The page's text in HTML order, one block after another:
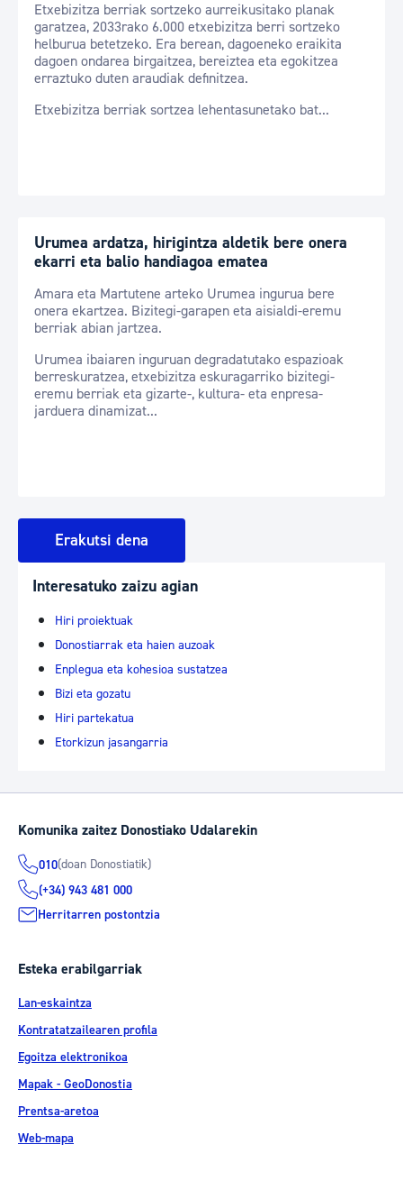
Etxebizitza berriak sortzeko aurreikusitako planak
garatzea, 2033rako 6.000 etxebizitza berri sortzeko
helburua betetzeko. Era berean, dagoeneko eraikita
dagoen ondarea birgaitzea, bereiztea eta egokitzea
erraztuko duten araudiak definitzea.
Etxebizitza berriak sortzea lehentasunetako bat...
Urumea ardatza, hirigintza aldetik bere onera
ekarri eta balio handiagoa ematea
Amara eta Martutene arteko Urumea ingurua bere
onera ekartzea. Bizitegi-garapen eta aisialdi-eremu
berriak abian jartzea.
Urumea ibaiaren inguruan degradatutako espazioak
berreskuratzea, etxebizitza eskuragarriko bizitegi-
eremu berriak eta gizarte-, kultura- eta enpresa-
jarduera dinamizat...
Erakutsi dena
Interesatuko zaizu agian
Hiri proiektuak
Donostiarrak eta haien auzoak
Enplegua eta kohesioa sustatzea
Bizi eta gozatu
Hiri partekatua
Etorkizun jasangarria
Komunika zaitez Donostiako Udalarekin
010(doan Donostiatik)
(+34) 943 481 000
Herritarren postontzia
Esteka erabilgarriak
Lan-eskaintza
Kontratatzailearen profila
Egoitza elektronikoa
Mapak - GeoDonostia
Prentsa-aretoa
Web-mapa